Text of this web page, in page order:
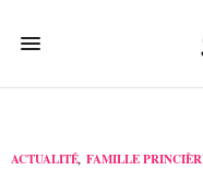
ACTUALITÉ, FAMILLE